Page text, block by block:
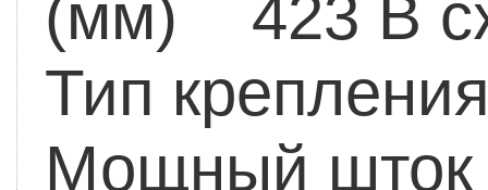
(мм) 423 В
Тип
Мощный шток